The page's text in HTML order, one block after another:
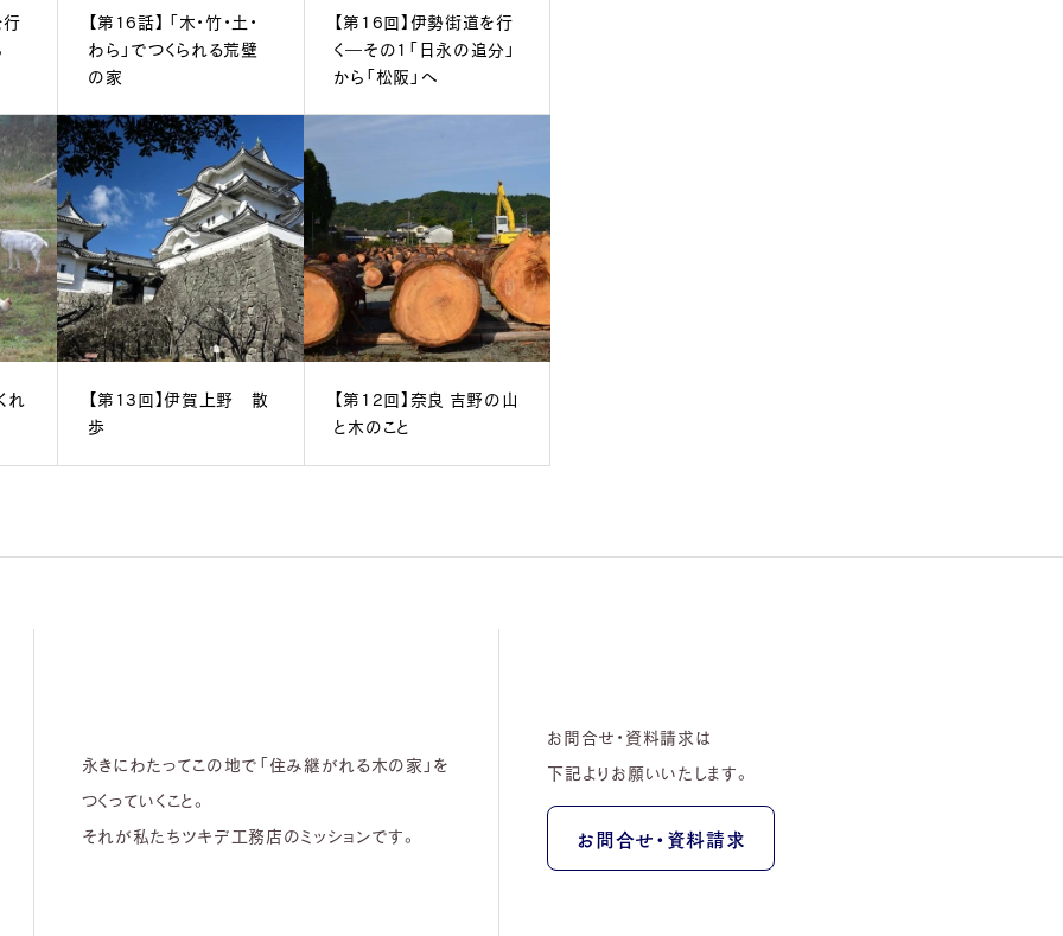
行
【第16話】 「木・竹・土・
わら」でつくられる荒壁
の家
【第16回】伊勢街道を行
く―その1「日永の追分」
から「松阪」へ
れ
【第13回】伊賀上野 散
歩
【第12回】奈良 吉野の山
と木のこと
永きにわたってこの地で「住み継がれる木の家」を
つくっていくこと。
それが私たちツキデ工務店のミッションです。
お問合せ・資料請求は
下記よりお願いいたします。
お問合せ・資料請求